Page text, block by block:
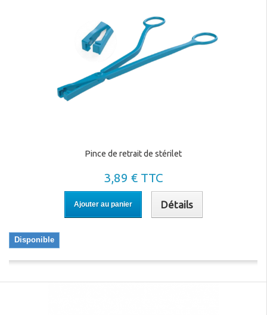
Pince de retrait de stérilet
3,89 € TTC
Ajouter au panier Détails
Disponible